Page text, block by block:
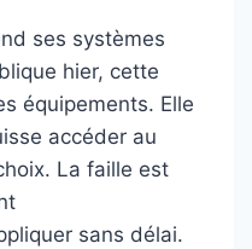
ses systèmes
hier, cette
équipements. Elle
accéder au
La faille est
sans délai.